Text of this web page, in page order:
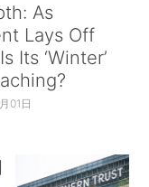
As
Lays Off
Its ‘Winter’
01日